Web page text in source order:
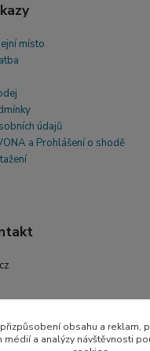
místo
údajů
a Prohlášení o shodě
299
obsahu a reklam,
médií a analýzy návštěvnosti